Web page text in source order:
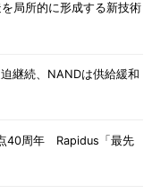
局所的に形成する新技術
継続、NANDは供給緩和
40周年 Rapidus「最先